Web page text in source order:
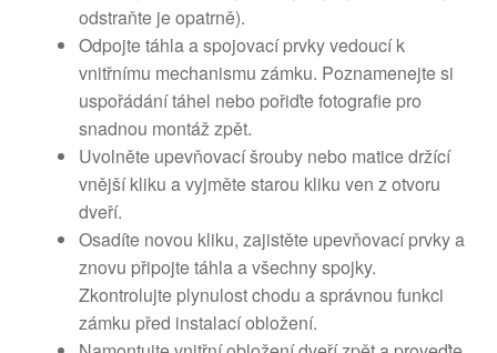
odstraňte je opatrně).
Odpojte táhla a spojovací prvky vedoucí k
vnitřnímu mechanismu zámku. Poznamenejte si
uspořádání táhel nebo pořiďte fotografie pro
snadnou montáž zpět.
Uvolněte upevňovací šrouby nebo matice držící
vnější kliku a vyjměte starou kliku ven z otvoru
dveří.
Osadíte novou kliku, zajistěte upevňovací prvky a
znovu připojte táhla a všechny spojky.
Zkontrolujte plynulost chodu a správnou funkci
zámku před instalací obložení.